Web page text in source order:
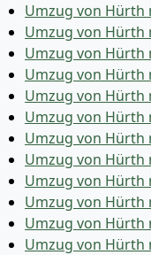
Umzug von Hürth
Umzug von Hürth
Umzug von Hürth
Umzug von Hürth
Umzug von Hürth
Umzug von Hürth
Umzug von Hürth
Umzug von Hürth
Umzug von Hürth
Umzug von Hürth
Umzug von Hürth
Umzug von Hürth